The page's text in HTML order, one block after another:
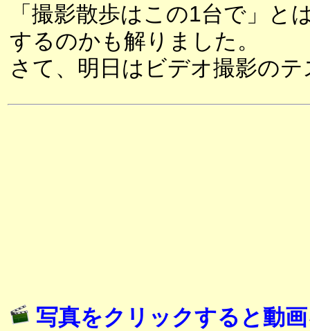
「撮影散歩はこの1台で」
するのかも解りました。
さて、明日はビデオ撮影の
写真をクリックすると動